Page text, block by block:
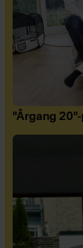
"Årgang